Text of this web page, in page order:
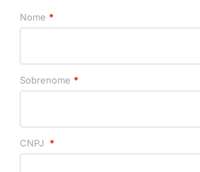
Nome *
Sobrenome *
CNPJ *